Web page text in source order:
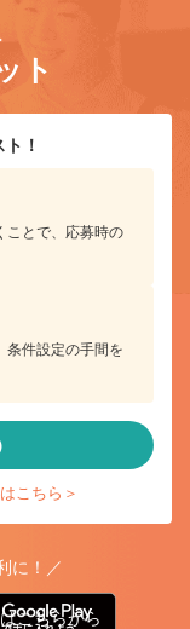
ト
！
ことで、応募時の
条件設定の手間を
こちら＞
に！／
こちらから